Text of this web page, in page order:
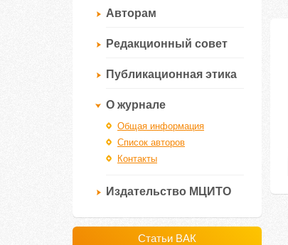
Авторам
Редакционный совет
Публикационная этика
О журнале
Общая информация
Список авторов
Контакты
Издательство МЦИТО
Статьи ВАК